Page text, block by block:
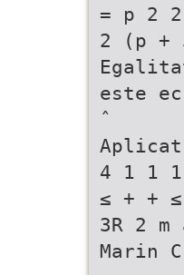
= p 2
2 (p +
este
ˆ
4 1 1 1
≤ + +
3R 2
Marin